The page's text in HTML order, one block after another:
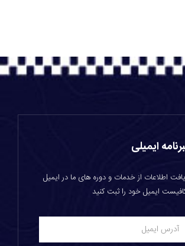
ایمیلی
اطلاعات از خدمات و دوره های ما در ایمیل
ایمیل خود را ثبت کنید